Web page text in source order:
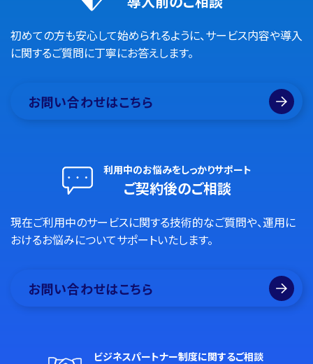
初めての方も安心して始められるように、サービス内容や導入
に関するご質問に丁寧にお答えします。
お問い合わせはこちら
利用中のお悩みをしっかりサポート
ご契約後のご相談
現在ご利用中のサービスに関する技術的なご質問や、運用に
おけるお悩みについてサポートいたします。
お問い合わせはこちら
ビジネスパートナー制度に関するご相談